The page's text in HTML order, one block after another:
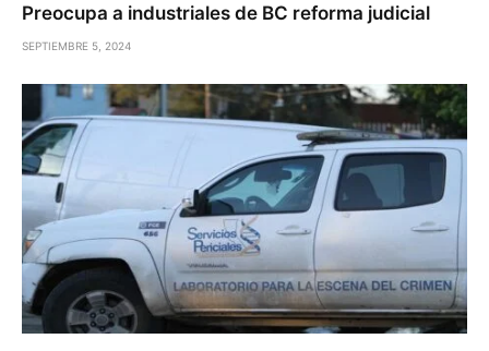
Preocupa a industriales de BC reforma judicial
SEPTIEMBRE 5, 2024